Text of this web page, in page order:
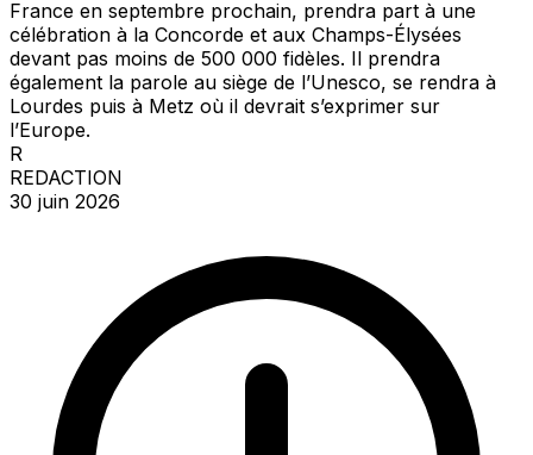
France en septembre prochain, prendra part à une
célébration à la Concorde et aux Champs-Élysées
devant pas moins de 500 000 fidèles. Il prendra
également la parole au siège de l’Unesco, se rendra à
Lourdes puis à Metz où il devrait s’exprimer sur
l’Europe.
R
REDACTION
30 juin 2026